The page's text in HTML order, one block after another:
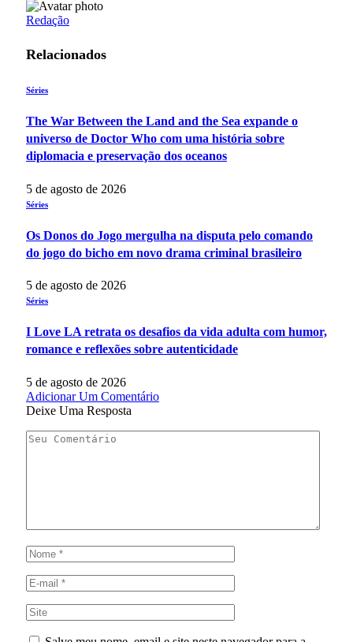
Redação
Relacionados
Séries
The War Between the Land and the Sea expande o
universo de Doctor Who com uma história sobre
diplomacia e preservação dos oceanos
5 de agosto de 2026
Séries
Os Donos do Jogo mergulha na disputa pelo comando
do jogo do bicho em novo drama criminal brasileiro
5 de agosto de 2026
Séries
I Love LA retrata os desafios da vida adulta com humor,
romance e reflexões sobre autenticidade
5 de agosto de 2026
Adicionar Um Comentário
Deixe Uma Resposta